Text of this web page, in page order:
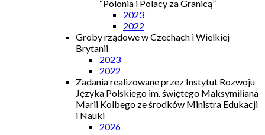
“Polonia i Polacy za Granicą”
2023
2022
Groby rządowe w Czechach i Wielkiej
Brytanii
2023
2022
Zadania realizowane przez Instytut Rozwoju
Języka Polskiego im. świętego Maksymiliana
Marii Kolbego ze środków Ministra Edukacji
i Nauki
2026